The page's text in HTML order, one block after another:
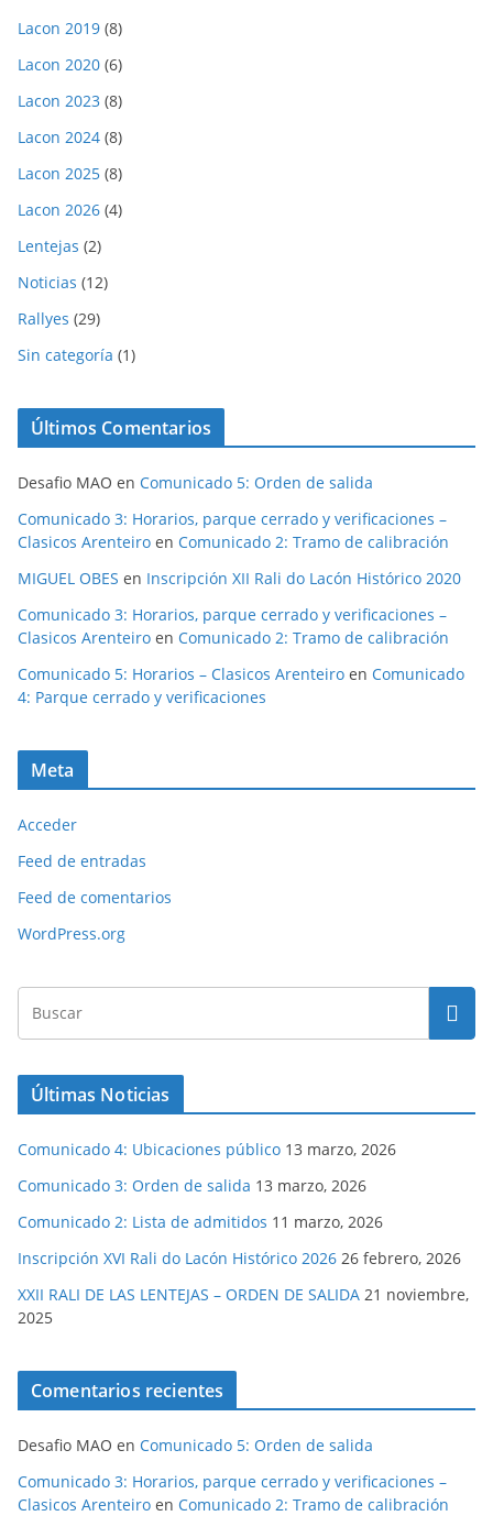
Lacon 2019 (8)
Lacon 2020 (6)
Lacon 2023 (8)
Lacon 2024 (8)
Lacon 2025 (8)
Lacon 2026 (4)
Lentejas (2)
Noticias (12)
Rallyes (29)
Sin categoría (1)
Últimos Comentarios
Desafio MAO en Comunicado 5: Orden de salida
Comunicado 3: Horarios, parque cerrado y verificaciones –
Clasicos Arenteiro en Comunicado 2: Tramo de calibración
MIGUEL OBES en Inscripción XII Rali do Lacón Histórico 2020
Comunicado 3: Horarios, parque cerrado y verificaciones –
Clasicos Arenteiro en Comunicado 2: Tramo de calibración
Comunicado 5: Horarios – Clasicos Arenteiro en Comunicado
4: Parque cerrado y verificaciones
Meta
Acceder
Feed de entradas
Feed de comentarios
WordPress.org
Últimas Noticias
Comunicado 4: Ubicaciones público 13 marzo, 2026
Comunicado 3: Orden de salida 13 marzo, 2026
Comunicado 2: Lista de admitidos 11 marzo, 2026
Inscripción XVI Rali do Lacón Histórico 2026 26 febrero, 2026
XXII RALI DE LAS LENTEJAS – ORDEN DE SALIDA 21 noviembre,
2025
Comentarios recientes
Desafio MAO en Comunicado 5: Orden de salida
Comunicado 3: Horarios, parque cerrado y verificaciones –
Clasicos Arenteiro en Comunicado 2: Tramo de calibración